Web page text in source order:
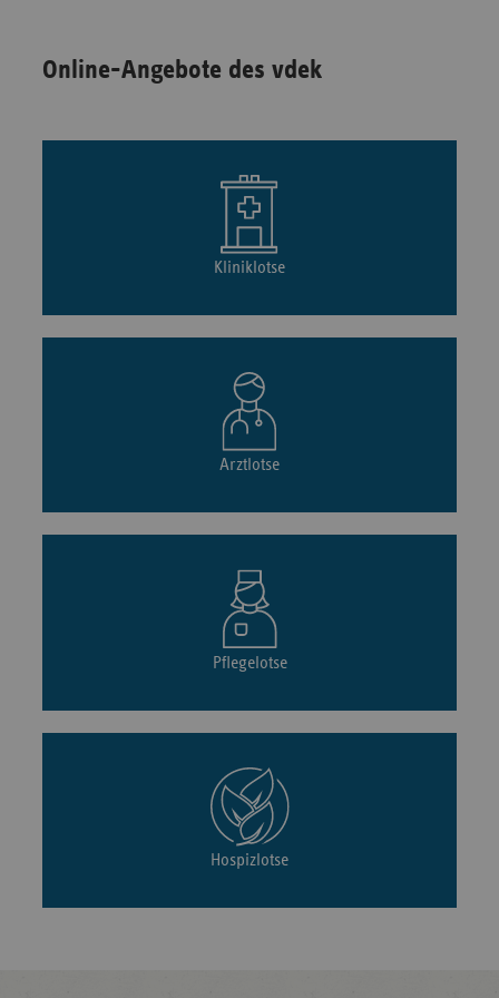
Online-Angebote des vdek
Kliniklotse
Arztlotse
Pflegelotse
Hospizlotse